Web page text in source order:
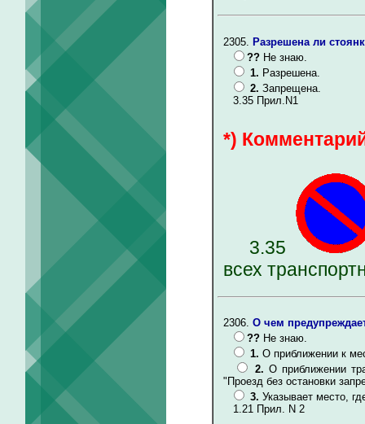
2305. Разрешена ли
?? Не знаю.
1. Разрешена.
2. Запрещена.
3.35 Прил.N1
*)
3.35
всех
2306. О чем
?? Не знаю.
1. О приближении к
2. О приближении
"Проезд без остановки
3. Указывает место,
1.21 Прил. N 2